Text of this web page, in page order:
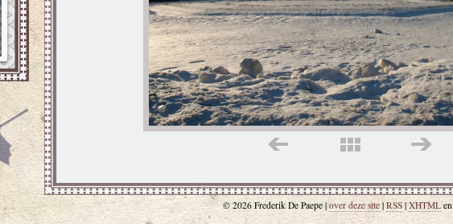
© 2026 Frederik De Paepe | over deze site| RSS| XHTMLen